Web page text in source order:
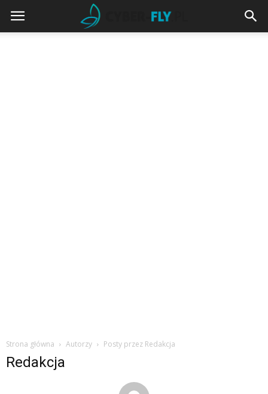
cyber-
Strona główna Autorzy Posty przez Redakcja
Redakcja